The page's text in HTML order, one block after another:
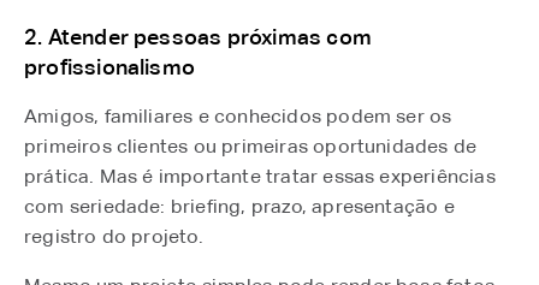
2. Atender pessoas próximas com
profissionalismo
Amigos, familiares e conhecidos podem ser os
primeiros clientes ou primeiras oportunidades de
prática. Mas é importante tratar essas experiências
com seriedade: briefing, prazo, apresentação e
registro do projeto.